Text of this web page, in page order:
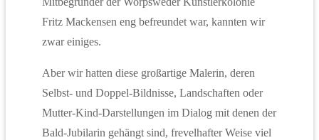
Fritz Mackensen eng befreundet war, kannten wir
zwar einiges.
Aber wir hatten diese großartige Malerin, deren
Selbst- und Doppel-Bildnisse, Landschaften oder
Mutter-Kind-Darstellungen im Dialog mit denen der
Bald-Jubilarin gehängt sind, frevelhafter Weise viel